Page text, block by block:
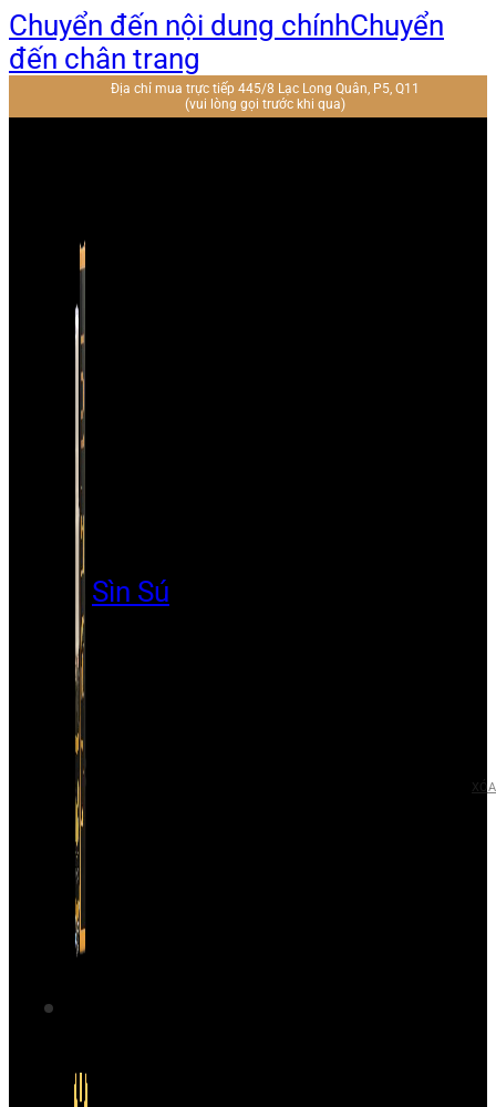
Chuyển đến nội dung chínhChuyển
đến chân trang
Địa chỉ mua trực tiếp 445/8 Lạc Long Quân, P5, Q11
(vui lòng gọi trước khi qua)
Sìn Sú
XÓA